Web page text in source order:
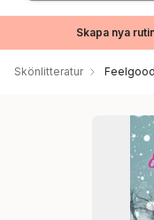
Skapa nya
Skönlitteratur Feelgood